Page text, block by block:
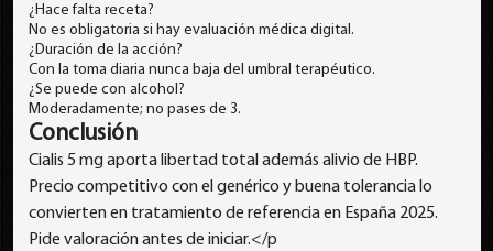
¿Hace falta receta?
No es obligatoria si hay evaluación médica digital.
¿Duración de la acción?
Con la toma diaria nunca baja del umbral terapéutico.
¿Se puede con alcohol?
Moderadamente; no pases de 3.
Conclusión
Cialis 5 mg aporta libertad total además alivio de HBP.
Precio competitivo con el genérico y buena tolerancia lo
convierten en tratamiento de referencia en España 2025.
Pide valoración antes de iniciar.</p